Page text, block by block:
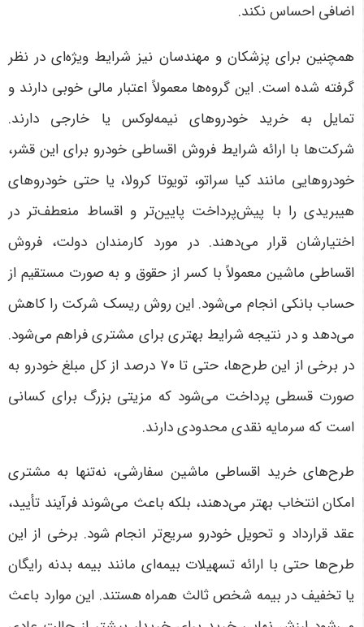
اضافی احساس نکند.
همچنین برای پزشکان و مهندسان نیز شرایط ویژه‌ای در نظر
گرفته شده است. این گروه‌ها معمولاً اعتبار مالی خوبی دارند و
تمایل به خرید خودروهای نیمه‌لوکس یا خارجی دارند.
شرکت‌ها با ارائه شرایط فروش اقساطی خودرو برای این قشر،
خودروهایی مانند کیا سراتو، تویوتا کرولا، یا حتی خودروهای
هیبریدی را با پیش‌پرداخت پایین‌تر و اقساط منعطف‌تر در
اختیارشان قرار می‌دهند. در مورد کارمندان دولت، فروش
اقساطی ماشین معمولاً با کسر از حقوق و به صورت مستقیم از
حساب بانکی انجام می‌شود. این روش ریسک شرکت را کاهش
می‌دهد و در نتیجه شرایط بهتری برای مشتری فراهم می‌شود.
در برخی از این طرح‌ها، حتی تا ۷۰ درصد از کل مبلغ خودرو به
صورت قسطی پرداخت می‌شود که مزیتی بزرگ برای کسانی
است که سرمایه نقدی محدودی دارند.
طرح‌های خرید اقساطی ماشین سفارشی، نه‌تنها به مشتری
امکان انتخاب بهتر می‌دهند، بلکه باعث می‌شوند فرآیند تأیید،
عقد قرارداد و تحویل خودرو سریع‌تر انجام شود. برخی از این
طرح‌ها حتی با ارائه تسهیلات بیمه‌ای مانند بیمه بدنه رایگان
یا تخفیف در بیمه شخص ثالث همراه هستند. این موارد باعث